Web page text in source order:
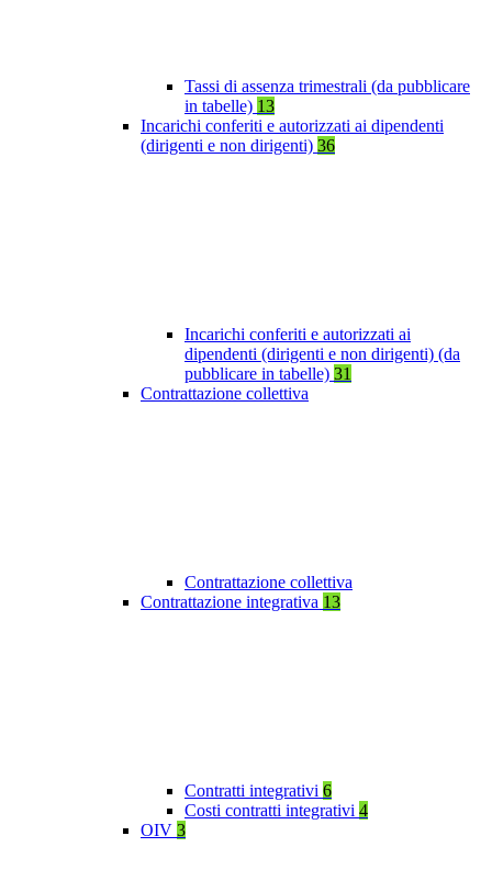
Tassi di assenza trimestrali (da pubblicare
in tabelle) 13
Incarichi conferiti e autorizzati ai dipendenti
(dirigenti e non dirigenti) 36
Incarichi conferiti e autorizzati ai
dipendenti (dirigenti e non dirigenti) (da
pubblicare in tabelle) 31
Contrattazione collettiva
Contrattazione collettiva
Contrattazione integrativa 13
Contratti integrativi 6
Costi contratti integrativi 4
OIV 3